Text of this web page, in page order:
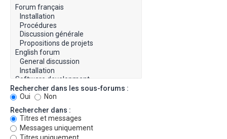
Rechercher dans les sous-forums :
Oui
Non
Rechercher dans :
Titres et messages
Messages uniquement